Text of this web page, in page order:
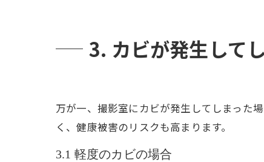
3. カビが発生して
万が一、撮影室にカビが発生してしまった
く、健康被害のリスクも高まります。
3.1 軽度のカビの場合